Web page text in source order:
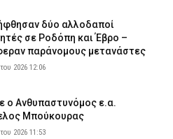
δύο αλλοδαποί
σε Ροδόπη και Έβρο –
παράνομους μετανάστες
2026 12:06
ο Ανθυπαστυνόμος ε.α.
Μπούκουρας
2026 11:53